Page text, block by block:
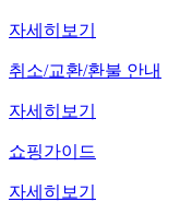
자세히보기
취소/교환/환불 안내
자세히보기
쇼핑가이드
자세히보기